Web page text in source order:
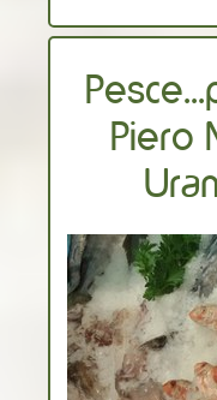
Piero